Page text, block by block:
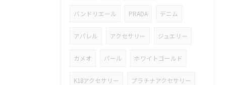
バンドリエール PRADA デニム
アパレル アクセサリー ジュエリー
カメオ パール ホワイトゴールド
K18アクセサリー プラチナアクセサリー